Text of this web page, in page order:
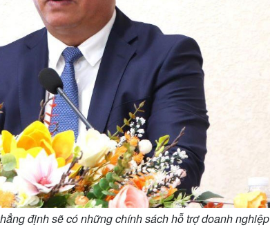
định sẽ có những chính sách hỗ trợ doanh nghiệp